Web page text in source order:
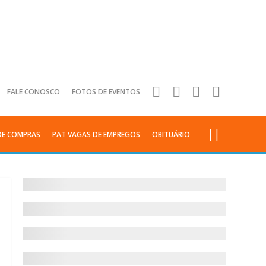
FALE CONOSCO FOTOS DE EVENTOS
COMPRAS PAT VAGAS DE EMPREGOS OBITUÁRIO
sua
empresa